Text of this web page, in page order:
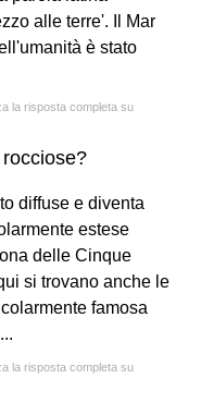
alle terre'. Il Mar
è stato
la risposta completa su
diffuse e diventa
estese
delle Cinque
si trovano anche le
famosa
la risposta completa su